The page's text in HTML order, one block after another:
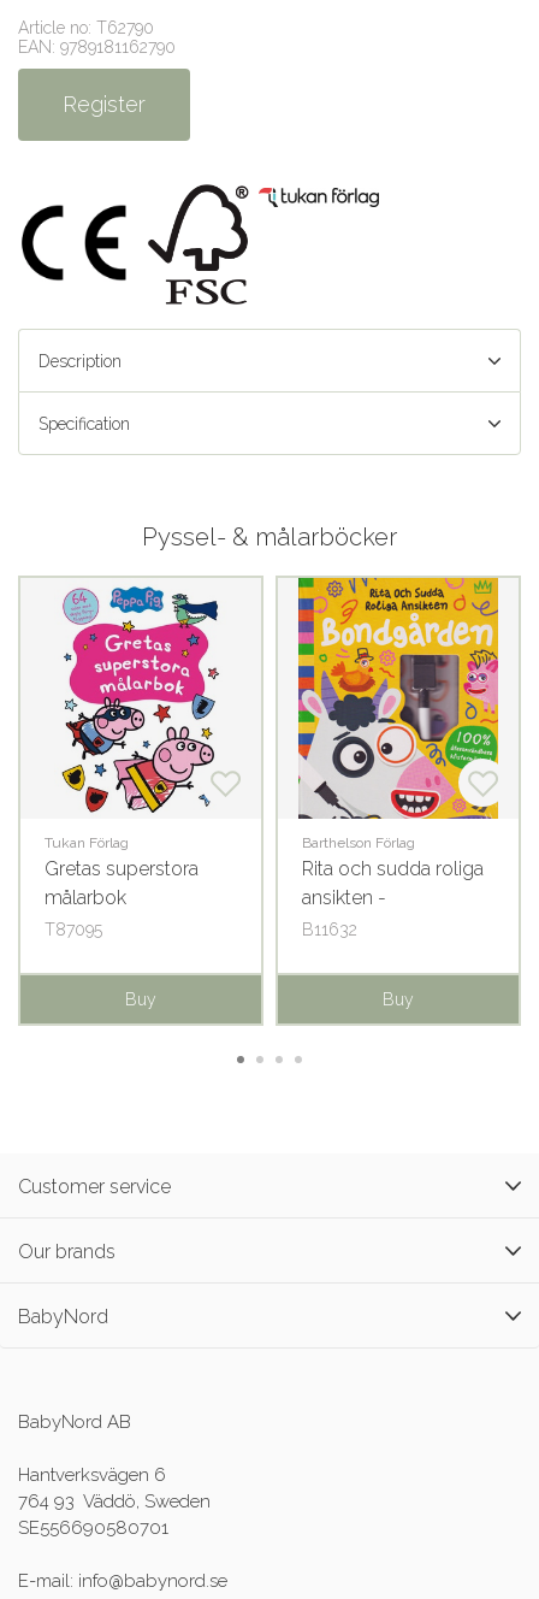
Article no: T62790
EAN: 9789181162790
Register
Description
Specification
Pyssel- & målarböcker
Tukan Förlag
Gretas superstora
målarbok
T87095
Buy
Barthelson Förlag
Rita och sudda roliga
ansikten -
Bondgården
B11632
Buy
Customer service
Our brands
BabyNord
BabyNord AB
Hantverksvägen 6
764 93 Väddö, Sweden
SE556690580701
E-mail: info@babynord.se